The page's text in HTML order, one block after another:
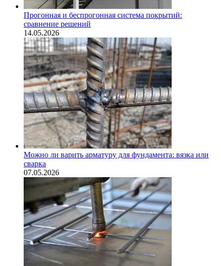
Прогонная и беспрогонная система покрытий:
сравнение решений
14.05.2026
Можно ли варить арматуру для фундамента: вязка или
сварка
07.05.2026